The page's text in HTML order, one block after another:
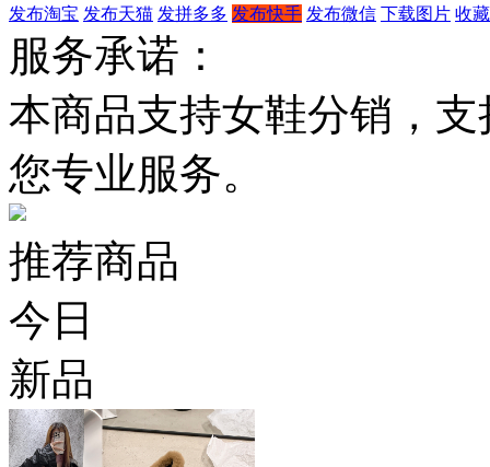
发布淘宝 发布天猫 发拼多多 发布快手 发布微信 下载图片 收
服务承诺：
本商品支持女鞋分销，
您专业服务。
推荐商品
今日
新品